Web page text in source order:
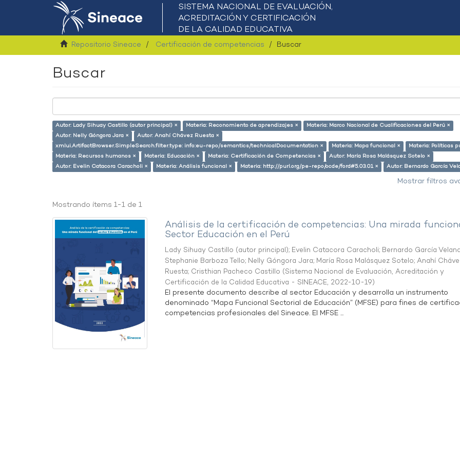
Repositorio Sineace Certificación de competencias Buscar
Buscar
Autor: Lady Sihuay Castillo (autor principal) × Materia: Reconomiento de aprendizajes ×
Materia: Marco Nacional de Cualificaciones del Perú ×
Autor: Nelly Góngora Jara ×
Autor: Anahí Chávez Ruesta ×
xmlui.ArtifactBrowser.SimpleSearch.filter.type: info:eu-repo/semantics/technicalDocumentation ×
Materia: Mapa funcional ×
Materia: Políticas
Materia: Recursos humanos ×
Materia: Educación × Materia: Certificación de Competencias ×
Autor: María Rosa Malásquez Sotelo ×
Autor: Evelin Catacora Caracholi ×
Materia: Análisis funcional × Materia: http://purl.org/pe-repo/ocde/ford#5.03.01 × Autor: Bernardo García
Mostrar filtros
Mostrando ítems 1-1 de 1
Análisis de la certificación de competencias: Una mirada
Sector Educación en el Perú
Lady Sihuay Castillo (autor principal); Evelin Catacora Caracholi; Bernardo García
Stephanie Barboza Tello; Nelly Góngora Jara; María Rosa Malásquez Sotelo;Anahí
Ruesta; Cristhian Pacheco Castillo (Sistema Nacional de Evaluación, Acreditación y
Certificación de la Calidad Educativa - SINEACE, 2022-10-19)
El presente documento describe al sector Educación y desarrolla un instrumento
denominado “Mapa Funcional Sectorial de Educación” (MFSE) para fines de
competencias profesionales del Sineace. El MFSE ...